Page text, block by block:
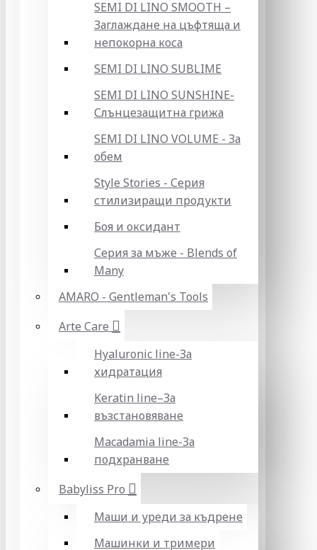
SEMI DI LINO SMOOTH –
Заглаждане на цъфтяща и
непокорна коса
SEMI DI LINO SUBLIME
SEMI DI LINO SUNSHINE-
Слънцезащитна грижа
SEMI DI LINO VOLUME - За
обем
Style Stories - Серия
стилизиращи продукти
Боя и оксидант
Серия за мъже - Blends of
Many
AMARO - Gentleman's Tools
Arte Care
Hyaluronic line-За
хидратация
Keratin line–За
възстановяване
Macadamia line-За
подхранване
Babyliss Pro
Маши и уреди за къдрене
Машинки и тримери